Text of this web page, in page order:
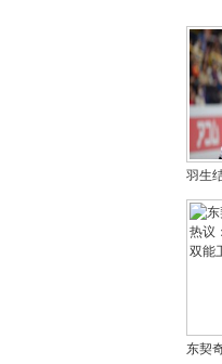
羽生
儿、
敢碰
东契